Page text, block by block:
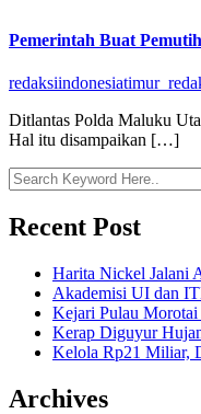
Pemerintah Buat
Ditlantas Polda Maluku
Hal itu disampaikan […]
Recent Post
Harita Nickel Jalani
Akademisi UI dan
Kejari Pulau Morotai
Kerap Diguyur
Kelola Rp21 Miliar,
Archives